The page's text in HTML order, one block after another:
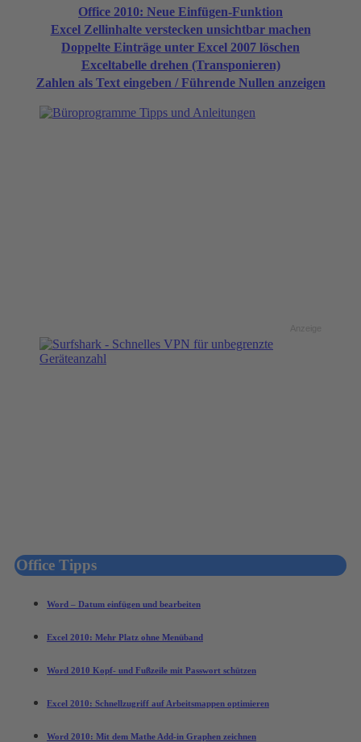
Office 2010: Neue Einfügen-Funktion
Excel Zellinhalte verstecken unsichtbar machen
Doppelte Einträge unter Excel 2007 löschen
Exceltabelle drehen (Transponieren)
Zahlen als Text eingeben / Führende Nullen anzeigen
Office Tipps
Word – Datum einfügen und bearbeiten
Excel 2010: Mehr Platz ohne Menüband
Word 2010 Kopf- und Fußzeile mit Passwort schützen
Excel 2010: Schnellzugriff auf Arbeitsmappen optimieren
Word 2010: Mit dem Mathe Add-in Graphen zeichnen